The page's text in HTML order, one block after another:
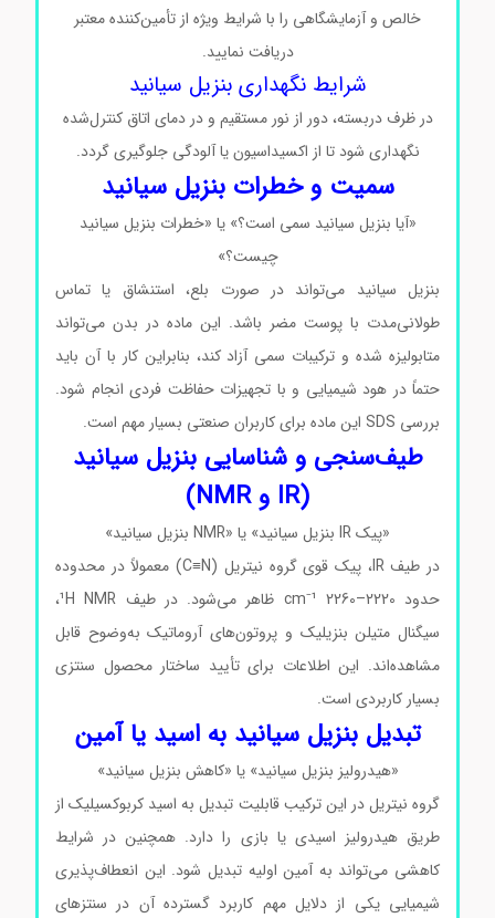
خالصوآزمایشگاهیراباشرایطویژهازتأمین‌کنندهمعتبر
دریافتنمایید.
شرایط نگهداری بنزیل سیانید
در ظرف دربسته، دور از نور مستقیم و در دمای اتاق کنترل‌شده
نگهداری شود تا از اکسیداسیون یا آلودگی جلوگیری گردد.
سمیت و خطرات بنزیل سیانید
«آیا بنزیل سیانید سمی است؟» یا «خطرات بنزیل سیانید
چیست؟»
بنزیل سیانید می‌تواند در صورت بلع، استنشاق یا تماس
طولانی‌مدت با پوست مضر باشد. این ماده در بدن می‌تواند
متابولیزه شده و ترکیبات سمی آزاد کند، بنابراین کار با آن باید
حتماً در هود شیمیایی و با تجهیزات حفاظت فردی انجام شود.
بررسی SDS این ماده برای کاربران صنعتی بسیار مهم است.
طیف‌سنجی و شناسایی بنزیل سیانید
«پیک IR بنزیل سیانید» یا «NMR بنزیل سیانید»
در طیف IR، پیک قوی گروه نیتریل (C≡N) معمولاً در محدوده
سیگنال متیلن بنزیلیک و پروتون‌های آروماتیک به‌وضوح قابل
مشاهده‌اند. این اطلاعات برای تأیید ساختار محصول سنتزی
بسیار کاربردی است.
تبدیل بنزیل سیانید به اسید یا آمین
«هیدرولیز بنزیل سیانید» یا «کاهش بنزیل سیانید»
گروه نیتریل در این ترکیب قابلیت تبدیل به اسید کربوکسیلیک از
طریق هیدرولیز اسیدی یا بازی را دارد. همچنین در شرایط
کاهشی می‌تواند به آمین اولیه تبدیل شود. این انعطاف‌پذیری
شیمیایی یکی از دلایل مهم کاربرد گسترده آن در سنتزهای